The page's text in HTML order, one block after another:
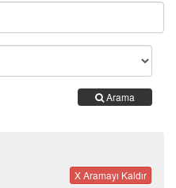
Arama
X Aramayı Kaldır